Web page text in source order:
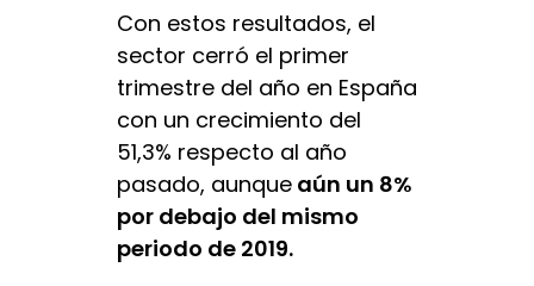
Con estos resultados, el
sector cerró el primer
trimestre del año en España
con un crecimiento del
51,3% respecto al año
pasado, aunqueaún un 8%
por debajo del mismo
periodo de 2019.